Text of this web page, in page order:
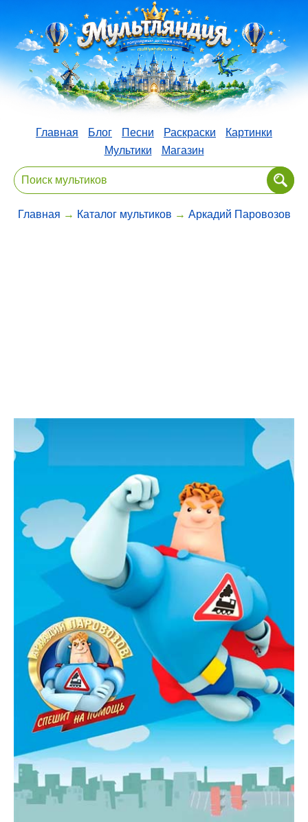
Главная Блог Песни Раскраски
Картинки
Мультики
Магазин
Главная → Каталог мультиков → Аркадий Паровозов